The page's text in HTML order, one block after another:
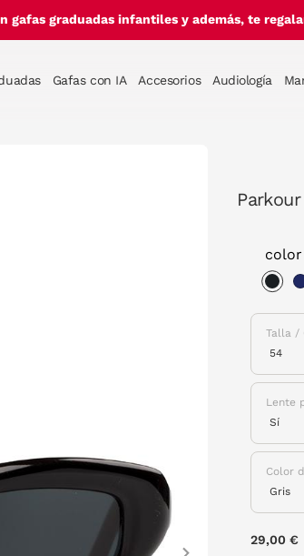
gafas graduadas infantiles y además, te
Gafas con IA Accesorios Audiología
color
Talla /
Lente
Color
29,00 €